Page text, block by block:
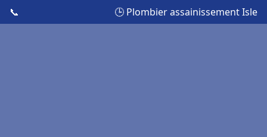
📞 🕒 Plombier assainissement Isle